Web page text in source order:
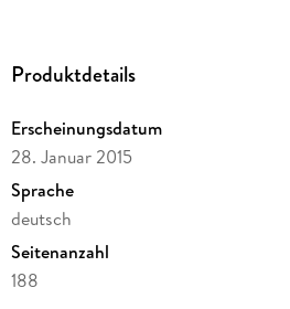
Produktdetails
Erscheinungsdatum
28. Januar 2015
Sprache
deutsch
Seitenanzahl
188